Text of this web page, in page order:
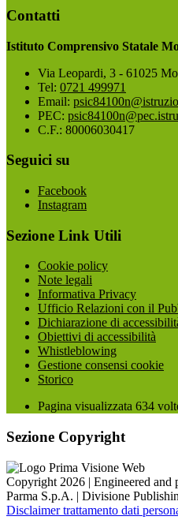
Contatti
Istituto Comprensivo Statale
Via Leopardi, 3 - 61025
Tel: 0721 499971
Email:
PEC:
C.F.: 80006030417
Seguici su
Facebook
Instagram
Sezione Link Utili
Cookie policy
Note legali
Informativa Privacy
Ufficio Relazioni con il
Dichiarazione di
Obiettivi di accessibilità
Whistleblowing
Gestione consensi cookie
Storico
Pagina visualizzata 634
Sezione Copyright
Copyright 2026 | Engineered and
Parma S.p.A. | Divisione
Disclaimer trattamento dati